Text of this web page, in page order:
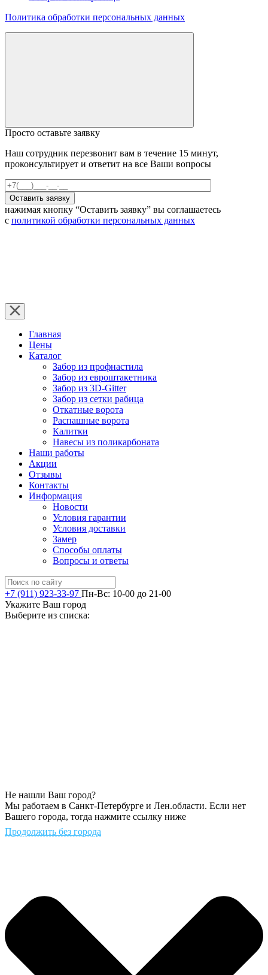
Политика обработки персональных данных
Просто оставьте заявку
Наш сотрудник перезвонит вам в течение 15 минут,
проконсультирует и ответит на все Ваши вопросы
нажимая кнопку “Оставить заявку” вы соглашаетесь
с политикой обработки персональных данных
Главная
Цены
Каталог
Забор из профнастила
Забор из евроштакетника
Забор из 3D-Gitter
Забор из сетки рабица
Откатные ворота
Распашные ворота
Калитки
Навесы из поликарбоната
Наши работы
Акции
Отзывы
Контакты
Информация
Новости
Условия гарантии
Условия доставки
Замер
Способы оплаты
Вопросы и ответы
+7 (911) 923-33-97 Пн-Вс: 10-00 до 21-00
Укажите Ваш город
Выберите из списка:
Не нашли Ваш город?
Мы работаем в Санкт-Петербурге и Лен.области. Если нет
Вашего города, тогда нажмите ссылку ниже
Продолжить без города